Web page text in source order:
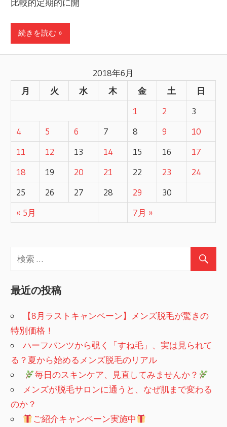
比較的定期的に開
続きを読む »
2018年6月
月
火 水 木 金 土 日
« 5月 7月 »
1 2
3
4
5 6 7 8 9
10
11
12 13 14 15 16
17
18
19 20 21 22 23
24
25
26 27 28 29 30
最近の投稿
【8月ラストキャンペーン】メンズ脱毛が驚きの
特別価格！
ハーフパンツから覗く「すね毛」、実は見られて
る？夏から始めるメンズ脱毛のリアル
毎日のスキンケア、見直してみませんか？
メンズが脱毛サロンに通うと、なぜ肌まで変わる
のか？
ご紹介キャンペーン実施中